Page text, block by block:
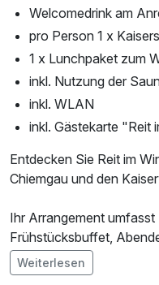
Welcomedrink am
pro Person 1 x
1 x Lunchpaket zum
inkl. Nutzung der
inkl. WLAN
inkl. Gästekarte "Reit
Entdecken Sie Reit im
Chiemgau und den
Ihr Arrangement
Frühstücksbuffet,
gemütlichen
bayrischer
Im Angebot enthalten
Weiterlesen